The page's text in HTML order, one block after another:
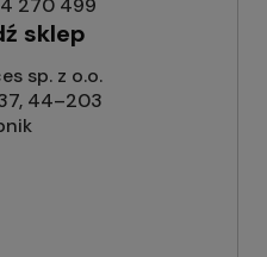
270 499
sklep
sp. z o.o.
44–203